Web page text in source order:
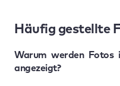
Häufig gestellte
Warum werden Fotos
angezeigt?